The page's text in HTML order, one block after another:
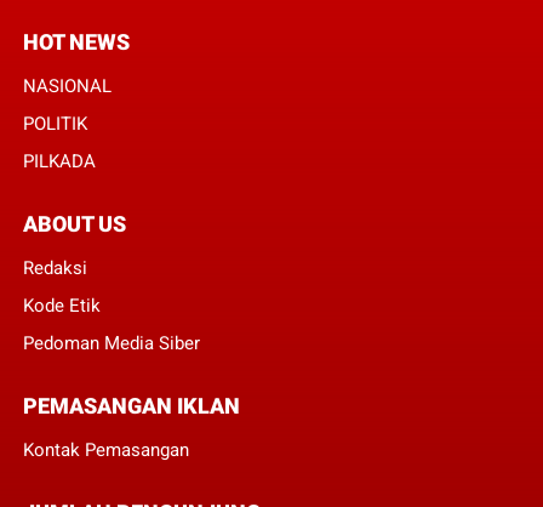
HOT NEWS
NASIONAL
POLITIK
PILKADA
ABOUT US
Redaksi
Kode Etik
Pedoman Media Siber
PEMASANGAN IKLAN
Kontak Pemasangan